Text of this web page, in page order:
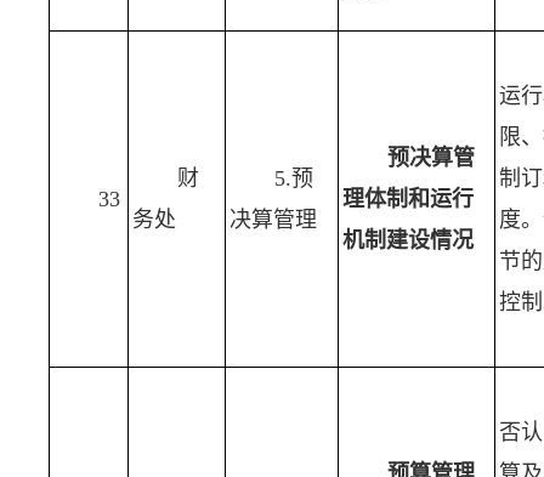
33
财
务处
5.预
决算管理
预决算管
理体制和运行
机制建设情况
运
限
制
度
节
控
否